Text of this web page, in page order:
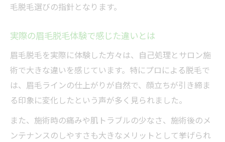
毛脱毛選びの指針となります。
実際の眉毛脱毛体験で感じた違いとは
眉毛脱毛を実際に体験した方々は、自己処理とサロン施
術で大きな違いを感じています。特にプロによる脱毛で
は、眉毛ラインの仕上がりが自然で、顔立ちが引き締ま
る印象に変化したという声が多く見られました。
また、施術時の痛みや肌トラブルの少なさ、施術後のメ
ンテナンスのしやすさも大きなメリットとして挙げられ